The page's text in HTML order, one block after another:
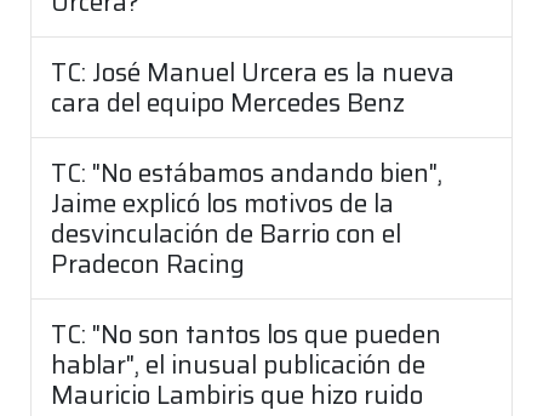
TC: José Manuel Urcera es la nueva
cara del equipo Mercedes Benz
TC: "No estábamos andando bien",
Jaime explicó los motivos de la
desvinculación de Barrio con el
Pradecon Racing
TC: "No son tantos los que pueden
hablar", el inusual publicación de
Mauricio Lambiris que hizo ruido